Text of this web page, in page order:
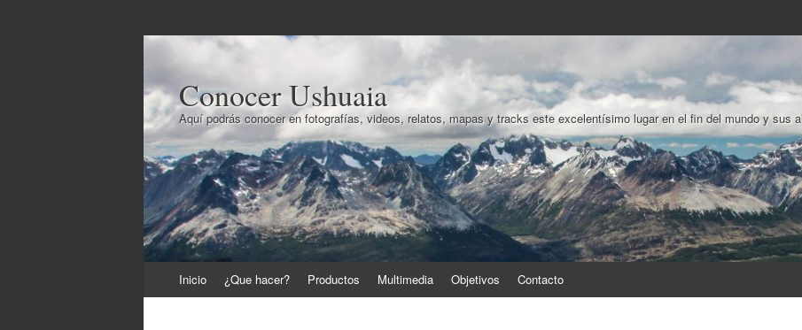
Conocer Ushuaia
Aquí podrás conocer en fotografías, videos, relatos, mapas y tracks este excelentísimo lugar en el fin del mundo y sus
al
Inicio ¿Que hacer? Productos Multimedia Objetivos Contacto